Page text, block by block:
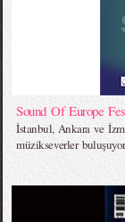
Sound Of Europe
İstanbul, Ankara ve
müzikseverler